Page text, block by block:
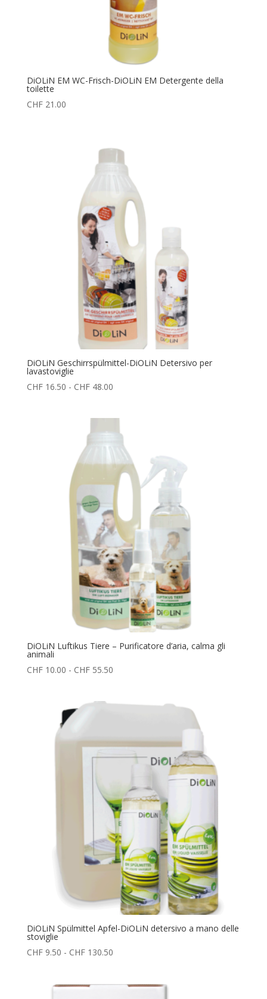
DiOLiN EM WC-Frisch-DiOLiN EM Detergente della
toilette
CHF21.00
DiOLiN Geschirrspülmittel-DiOLiN Detersivo per
lavastoviglie
CHF16.50 - CHF48.00Fascia
CHF 48.00
DiOLiN Luftikus Tiere – Purificatore d’aria, calma gli
animali
CHF10.00 - CHF55.50Fascia
CHF 55.50
DiOLiN Spülmittel Apfel-DiOLiN detersivo a mano delle
stoviglie
CHF9.50 - CHF130.50Fascia